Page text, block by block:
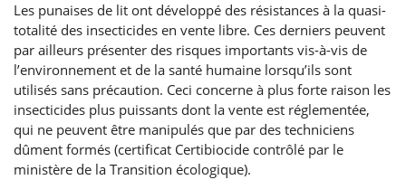
Les punaises de lit ont développé des résistances à la quasi-
totalité des insecticides en vente libre. Ces derniers peuvent
par ailleurs présenter des risques importants vis-à-vis de
l’environnement et de la santé humaine lorsqu’ils sont
utilisés sans précaution. Ceci concerne à plus forte raison les
insecticides plus puissants dont la vente est réglementée,
qui ne peuvent être manipulés que par des techniciens
dûment formés (certificat Certibiocide contrôlé par le
ministère de la Transition écologique).